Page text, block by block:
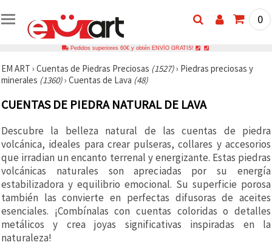
0
Pedidos superiores 60€ y obtén ENVÍO GRATIS!
EM ART › Cuentas de Piedras Preciosas (1527)› Piedras preciosas y
minerales (1360)› Cuentas de Lava (48)
CUENTAS DE PIEDRA NATURAL DE LAVA
Descubre la belleza natural de las cuentas de piedra
volcánica, ideales para crear pulseras, collares y accesorios
que irradian un encanto terrenal y energizante. Estas piedras
volcánicas naturales son apreciadas por su energía
estabilizadora y equilibrio emocional. Su superficie porosa
también las convierte en perfectas difusoras de aceites
esenciales. ¡Combínalas con cuentas coloridas o detalles
metálicos y crea joyas significativas inspiradas en la
naturaleza!